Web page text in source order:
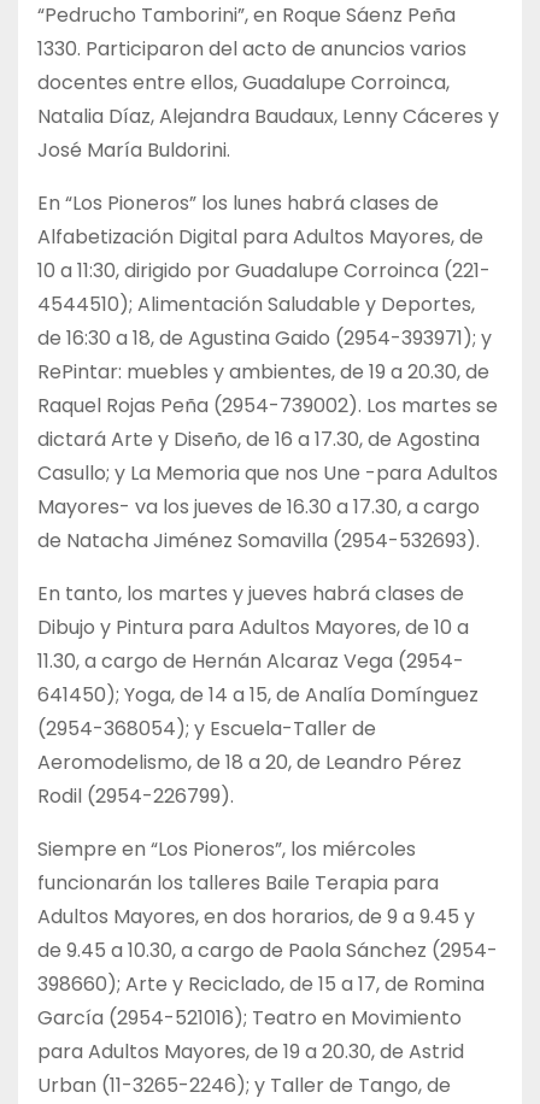
“Pedrucho Tamborini”, en Roque Sáenz Peña
1330. Participaron del acto de anuncios varios
docentes entre ellos, Guadalupe Corroinca,
Natalia Díaz, Alejandra Baudaux, Lenny Cáceres y
José María Buldorini.
En “Los Pioneros” los lunes habrá clases de
Alfabetización Digital para Adultos Mayores, de
10 a 11:30, dirigido por Guadalupe Corroinca (221-
4544510); Alimentación Saludable y Deportes,
de 16:30 a 18, de Agustina Gaido (2954-393971); y
RePintar: muebles y ambientes, de 19 a 20.30, de
Raquel Rojas Peña (2954-739002). Los martes se
dictará Arte y Diseño, de 16 a 17.30, de Agostina
Casullo; y La Memoria que nos Une -para Adultos
Mayores- va los jueves de 16.30 a 17.30, a cargo
de Natacha Jiménez Somavilla (2954-532693).
En tanto, los martes y jueves habrá clases de
Dibujo y Pintura para Adultos Mayores, de 10 a
11.30, a cargo de Hernán Alcaraz Vega (2954-
641450); Yoga, de 14 a 15, de Analía Domínguez
(2954-368054); y Escuela-Taller de
Aeromodelismo, de 18 a 20, de Leandro Pérez
Rodil (2954-226799).
Siempre en “Los Pioneros”, los miércoles
funcionarán los talleres Baile Terapia para
Adultos Mayores, en dos horarios, de 9 a 9.45 y
de 9.45 a 10.30, a cargo de Paola Sánchez (2954-
398660); Arte y Reciclado, de 15 a 17, de Romina
García (2954-521016); Teatro en Movimiento
para Adultos Mayores, de 19 a 20.30, de Astrid
Urban (11-3265-2246); y Taller de Tango, de